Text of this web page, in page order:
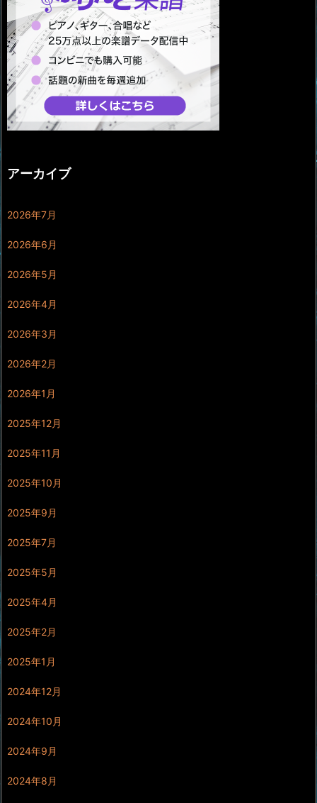
アーカイブ
2026年7月
2026年6月
2026年5月
2026年4月
2026年3月
2026年2月
2026年1月
2025年12月
2025年11月
2025年10月
2025年9月
2025年7月
2025年5月
2025年4月
2025年2月
2025年1月
2024年12月
2024年10月
2024年9月
2024年8月